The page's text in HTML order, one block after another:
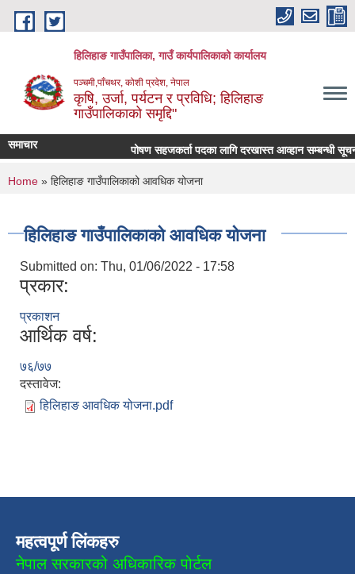
Skip to main content
हिलिहाङ गाउँपालिका, गाउँ कार्यपालिकाको कार्यालय
पञ्चमी,पाँचथर, कोशी प्रदेश, नेपाल
कृषि, उर्जा, पर्यटन र प्रविधि; हिलिहाङ
गाउँपालिकाको समृद्दि"
समाचार पोषण सहजकर्ता पदका लागि दरखास्त आव्हान सम्बन्धी
You are here
Home » हिलिहाङ गाउँपालिकाको आवधिक योजना
हिलिहाङ गाउँपालिकाको आवधिक योजना
Submitted on: Thu, 01/06/2022 - 17:58
प्रकार:
प्रकाशन
आर्थिक वर्ष:
७६/७७
दस्तावेज:
हिलिहाङ आवधिक योजना.pdf
महत्वपूर्ण लिंकहरु
नेपाल सरकारको अधिकारिक पोर्टल